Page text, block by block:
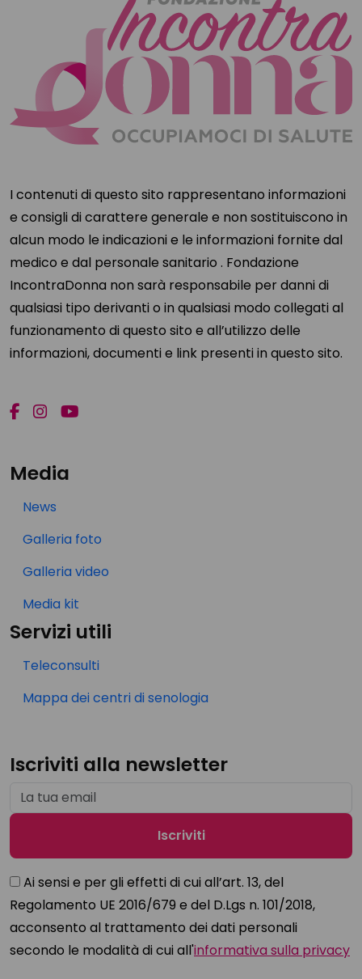
I contenuti di questo sito rappresentano informazioni
e consigli di carattere generale e non sostituiscono in
alcun modo le indicazioni e le informazioni fornite dal
medico e dal personale sanitario . Fondazione
IncontraDonna non sarà responsabile per danni di
qualsiasi tipo derivanti o in qualsiasi modo collegati al
funzionamento di questo sito e all’utilizzo delle
informazioni, documenti e link presenti in questo sito.
Media
News
Galleria foto
Galleria video
Media kit
Servizi utili
Teleconsulti
Mappa dei centri di senologia
Iscriviti alla newsletter
Ai sensi e per gli effetti di cui all’art. 13, del
Regolamento UE 2016/679 e del D.Lgs n. 101/2018,
acconsento al trattamento dei dati personali
secondo le modalità di cui all'informativa sulla privacy